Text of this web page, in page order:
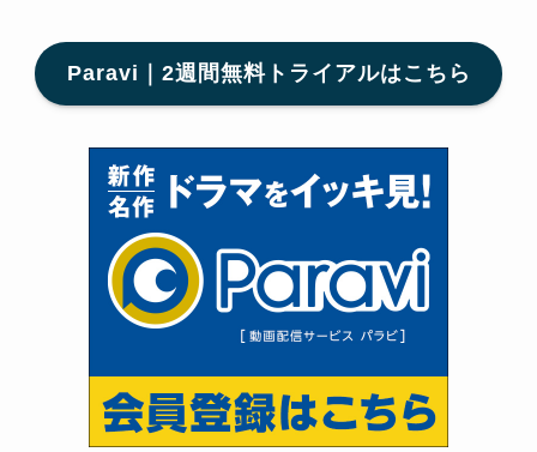
Paravi｜2週間無料トライアルはこちら